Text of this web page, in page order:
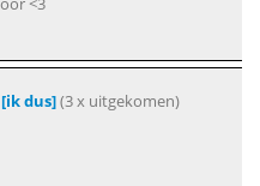
dus](3 x uitgekomen)